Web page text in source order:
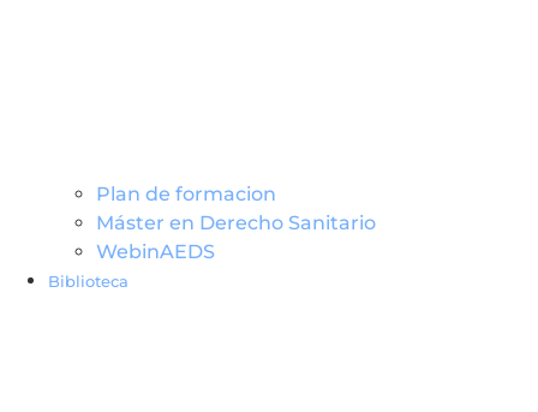
Plan de formacion
Máster en Derecho Sanitario
WebinAEDS
Biblioteca